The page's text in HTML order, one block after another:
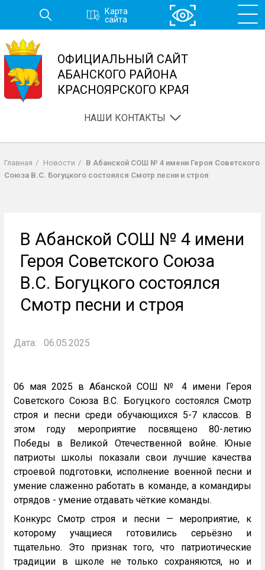
основному
содержанию
Карта
сайта
ОФИЦИАЛЬНЫЙ САЙТ
АБАНСКОГО РАЙОНА
КРАСНОЯРСКОГО КРАЯ
НАШИ КОНТАКТЫ
Строка
Главная / Новости /
В Абанской СОШ № 4 имени Героя Советского
Союза В.С. Богуцкого состоялся Смотр песни и строя
В Абанской СОШ № 4 имени
Героя Советского Союза
В.С. Богуцкого состоялся
Смотр песни и строя
Дата: 06.05.2025
06 мая 2025 в Абанской СОШ № 4 имени Героя
Советского Союза В.С. Богуцкого состоялся Смотр
строя и песни среди обучающихся 5-7 классов. В
этом году мероприятие посвящено 80-летию
Победы в Великой Отечественной войне. Юные
патриоты школы показали свои лучшие качества
строевой подготовки, исполнение военной песни и
умение слаженно работать в команде, а командиры
отрядов - умение отдавать чёткие команды.
Конкурс Смотр строя и песни — мероприятие, к
которому учащиеся готовились серьёзно и
тщательно. Это признак того, что патриотические
традиции в школе не только сохраняются, но и